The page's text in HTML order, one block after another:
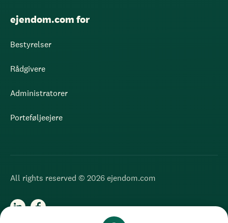
ejendom.com for
Bestyrelser
Rådgivere
Administratorer
Porteføljeejere
All rights reserved © 2026 ejendom.com